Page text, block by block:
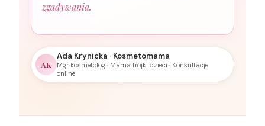
zgadywania.
AK
Ada Krynicka · Kosmetomama
Mgr kosmetolog · Mama trójki dzieci · Konsultacje
online